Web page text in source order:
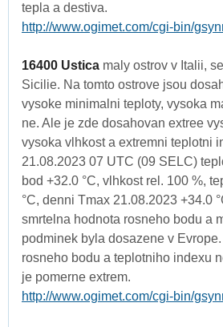
tepla a destiva.
http://www.ogimet.com/cgi-bin/
16400 Ustica maly ostrov v Italii,
Sicilie. Na tomto ostrove jsou
vysoke minimalni teploty, vysoka
ne. Ale je zde dosahovan extree
vysoka vlhkost a extremni teplotni
21.08.2023 07 UTC (09 SELC)
bod +32.0 °C, vlhkost rel. 100 %,
°C, denni Tmax 21.08.2023 +34.0
smrtelna hodnota rosneho bodu a
podminek byla dosazene v
rosneho bodu a teplotniho indexu
je pomerne extrem.
http://www.ogimet.com/cgi-bin/